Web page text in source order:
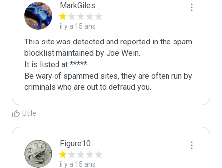
MarkGiles
il y a 15 ans
This site was detected and reported in the spam
blocklist maintained by Joe Wein.
It is listed at *****
Be wary of spammed sites, they are often run by
criminals who are out to defraud you.
Utile
Figure10
il y a 15 ans